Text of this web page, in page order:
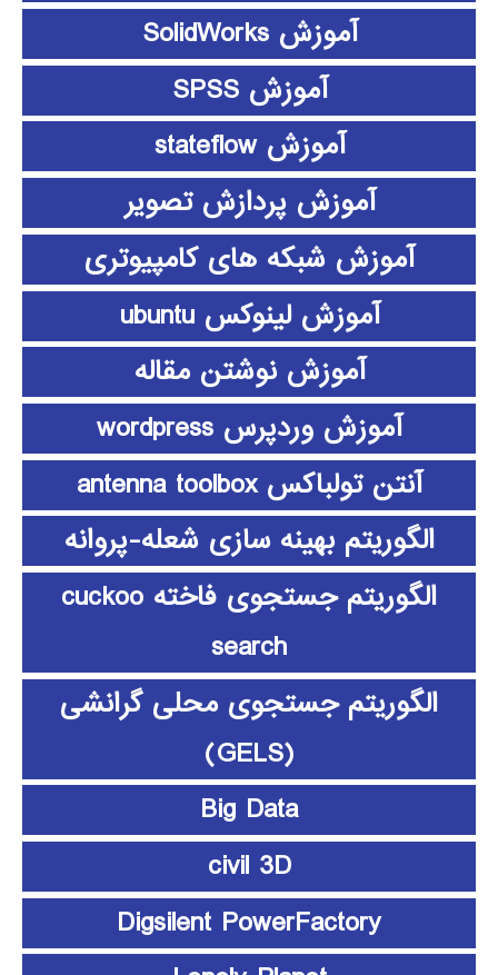
آموزش SolidWorks
آموزش SPSS
آموزش stateflow
آموزش پردازش تصویر
آموزش شبکه های کامپیوتری
آموزش لینوکس ubuntu
آموزش نوشتن مقاله
آموزش وردپرس wordpress
آنتن تولباکس antenna toolbox
الگوریتم بهینه سازی شعله-پروانه
الگوریتم جستجوی فاخته cuckoo
search
الگوریتم جستجوی محلی گرانشی
(GELS)
Big Data
civil 3D
Digsilent PowerFactory